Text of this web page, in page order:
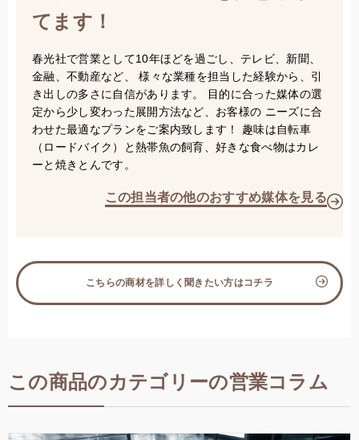
てます！
春光社で営業として10年ほどを過ごし、テレビ、新聞、
金融、不動産など、 様々な業種を担当した経験から、引
き出しの多さに自信があります。 目的に合った媒体の選
定から少し変わった展開方法など、お客様の ニーズに合
わせた最適なプランをご案内致します！ 趣味は自転車
（ロードバイク）と熱帯魚の飼育、好きな食べ物はカレ
ーと焼きとんです。
この担当者の他のおすすめ媒体を見る
こちらの商材を詳しく聞きたい方はコチラ
この商品のカテゴリーの営業コラム